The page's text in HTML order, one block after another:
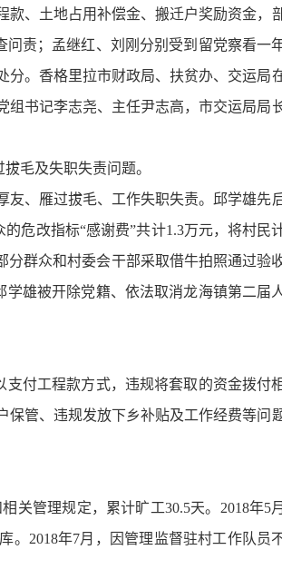
款、土地占用补偿金、搬迁户奖励资金，
责；孟继红、刘刚分别受到留党察看一年
分。香格里拉市财政局、扶贫办、交运局
组书记李志尧、主任尹志高，市交运局局
毛及失职失责问题。
友、雁过拔毛、工作失职失责。邱学雄先
危改指标“感谢费”共计1.3万元，将村民
分群众和村委会干部采取借牛拍照通过验
学雄被开除党籍、依法取消龙海镇第二届
支付工程款方式，违规将套取的资金拨付
保管、违规发放下乡补贴及工作经费等问
关管理规定，累计旷工30.5天。2018年5月
。2018年7月，因管理监督驻村工作队员